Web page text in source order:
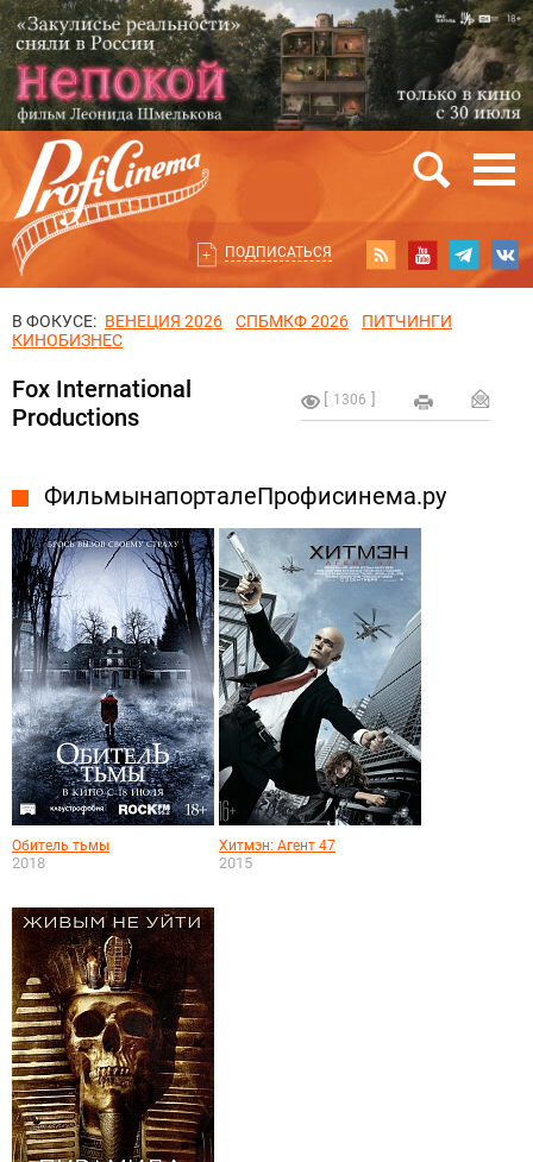
ПОДПИСАТЬСЯ
В ФОКУСЕ: ВЕНЕЦИЯ 2026 СПБМКФ 2026
ПИТЧИНГИ
КИНОБИЗНЕС
1306
Fox International
Productions
Фильмы на портале Профисинема.ру
Обитель тьмы
2018
Хитмэн: Агент 47
2015